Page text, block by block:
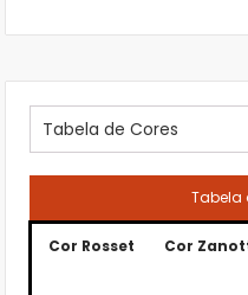
Tabela de Cores
Tabela
Cor Rosset Cor